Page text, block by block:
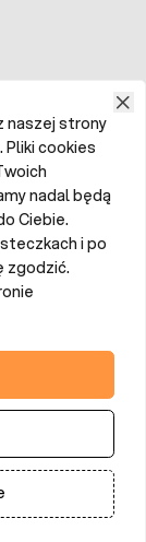
naszej strony
Pliki cookies
nadal będą
Ciebie.
i po
zgodzić.